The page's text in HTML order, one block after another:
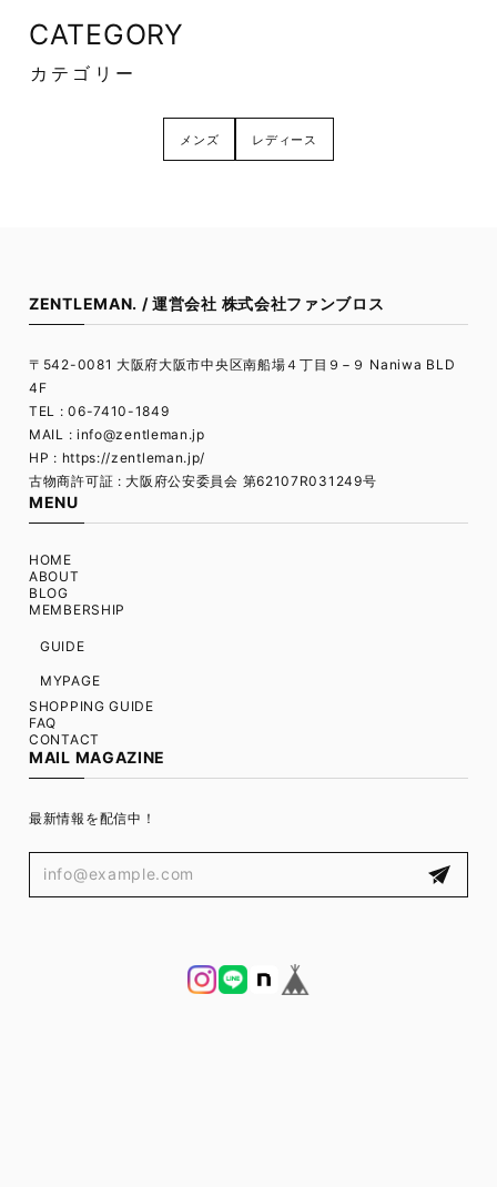
CATEGORY
カテゴリー
メンズ レディース
ZENTLEMAN. / 運営会社 株式会社ファンブロス
〒542-0081 大阪府大阪市中央区南船場４丁目９−９ Naniwa BLD
4F
TEL : 06-7410-1849
MAIL : info@zentleman.jp
HP : https://zentleman.jp/
古物商許可証 : 大阪府公安委員会 第62107R031249号
MENU
HOME
ABOUT
BLOG
MEMBERSHIP
GUIDE
MYPAGE
SHOPPING GUIDE
FAQ
CONTACT
MAIL MAGAZINE
最新情報を配信中！